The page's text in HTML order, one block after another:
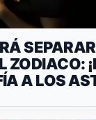
ZODIACO:
A LOS